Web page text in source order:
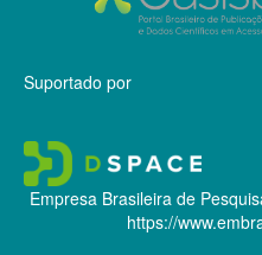
Suportado por
Empresa Brasileira de
https://